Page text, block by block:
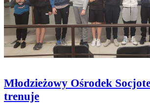
Młodzieżowy Ośrodek
trenuje